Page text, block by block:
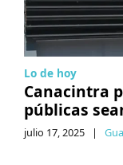
Lo de hoy
Canacintra
públicas
julio 17, 2025 |